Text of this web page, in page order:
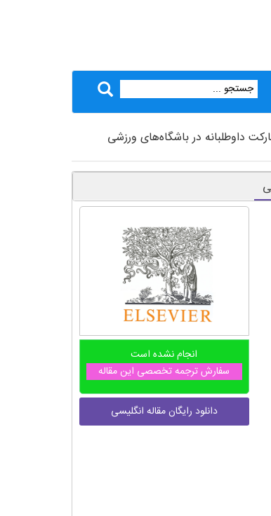
داوطلبانه در باشگاه‌های ورزشی
انجام نشده است
سفارش ترجمه تخصصی این مقاله
دانلود رایگان مقاله انگلیسی